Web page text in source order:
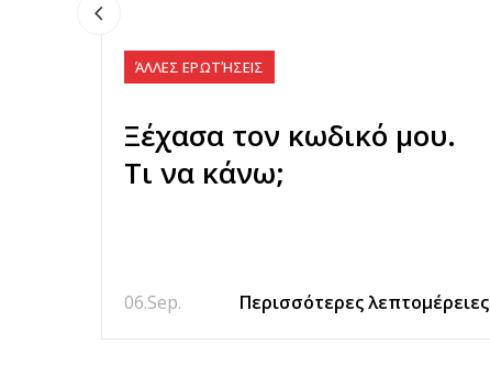
06.Sep.
ΆΛΛΕΣ ΕΡΩΤΉΣΕΙΣ
Ξέχασα τον κωδικό μου.
Τι να κάνω;
Περισσότερες λεπτομέρειες